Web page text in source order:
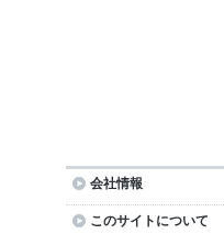
会社情報
このサイトについて